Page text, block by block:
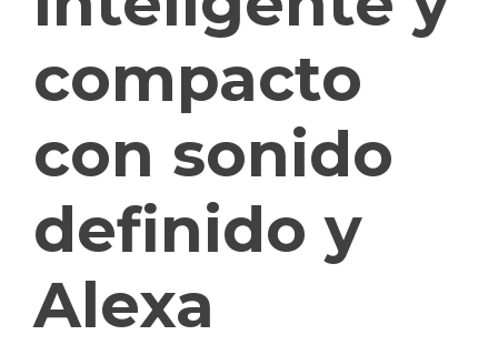
compacto
con sonido
definido y
Alexa